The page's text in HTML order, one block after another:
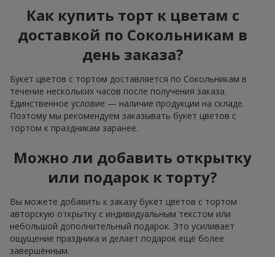
Как купить торт к цветам с
доставкой по Сокольникам в
день заказа?
Букет цветов с тортом доставляется по Сокольникам в
течение нескольких часов после получения заказа.
Единственное условие — наличие продукции на складе.
Поэтому мы рекомендуем заказывать букет цветов с
тортом к праздникам заранее.
Можно ли добавить открытку
или подарок к торту?
Вы можете добавить к заказу букет цветов с тортом
авторскую открытку с индивидуальным текстом или
небольшой дополнительный подарок. Это усиливает
ощущение праздника и делает подарок ещё более
завершённым.